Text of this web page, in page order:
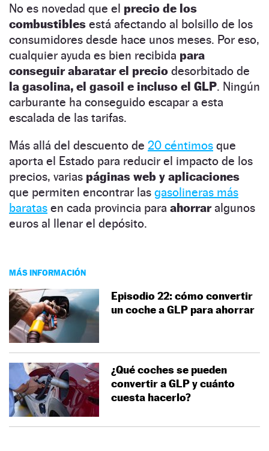
No es novedad que el precio de los
combustibles está afectando al bolsillo de los
consumidores desde hace unos meses. Por eso,
cualquier ayuda es bien recibida para
conseguir abaratar el precio desorbitado de
la gasolina, el gasoil e incluso el GLP. Ningún
carburante ha conseguido escapar a esta
escalada de las tarifas.
Más allá del descuento de 20 céntimos que
aporta el Estado para reducir el impacto de los
precios, varias páginas web y aplicaciones
que permiten encontrar las gasolineras más
baratas en cada provincia para ahorraralgunos
euros al llenar el depósito.
MÁS INFORMACIÓN
Episodio 22: cómo convertir
un coche a GLP para ahorrar
¿Qué coches se pueden
convertir a GLP y cuánto
cuesta hacerlo?